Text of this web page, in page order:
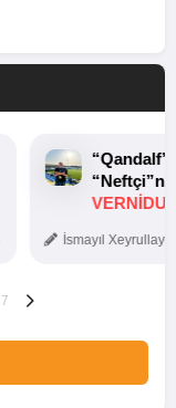
İsmayıl
7